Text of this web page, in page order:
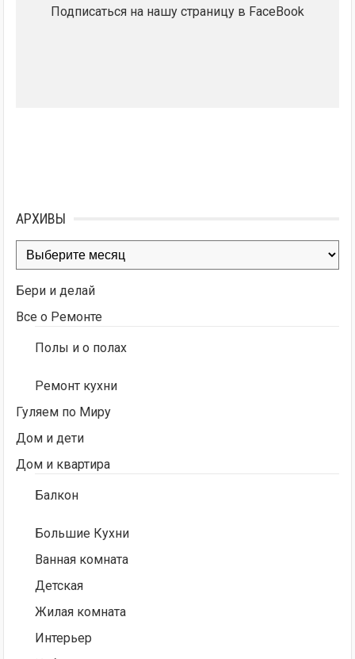
Подписаться на нашу страницу в FaceBook
АРХИВЫ
Архивы
Бери и делай
Все о Ремонте
Полы и о полах
Ремонт кухни
Гуляем по Миру
Дом и дети
Дом и квартира
Балкон
Большие Кухни
Ванная комната
Детская
Жилая комната
Интерьер